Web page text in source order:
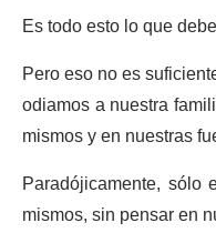
Es todo esto lo que
Pero eso no es
odiamos a nuestra
mismos y en nuestras
Paradójicamente,
mismos, sin pensar en